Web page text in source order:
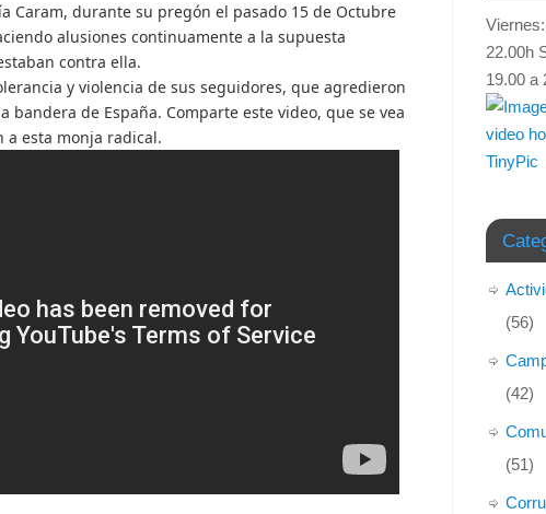
Caram, durante su pregón el pasado 15 de Octubre
alusiones continuamente a la supuesta
contra ella.
y violencia de sus seguidores, que agredieron
de España. Comparte este video, que se vea
a esta monja radical.
22.00h
19.00 a
(56)
(42)
(51)